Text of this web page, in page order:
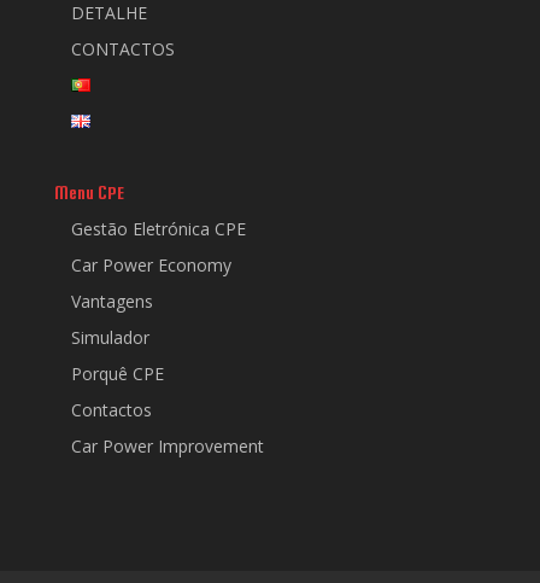
DETALHE
CONTACTOS
Menu CPE
Gestão Eletrónica CPE
Car Power Economy
Vantagens
Simulador
Porquê CPE
Contactos
Car Power Improvement